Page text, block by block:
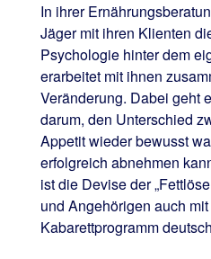
In ihrer
Jäger mit ihren Klienten
Psychologie hinter dem
erarbeitet mit ihnen
Veränderung. Dabei geht
darum, den Unterschied
Appetit wieder bewusst
erfolgreich abnehmen
ist die Devise der
und Angehörigen auch
Kabarettprogramm